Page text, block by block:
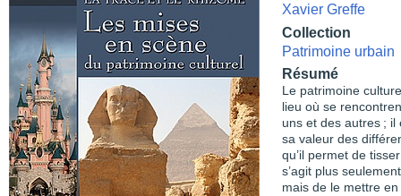
Xavier Greffe
Collection
Patrimoine urbain
Résumé
Le patrimoine
lieu où se
uns et des autres ;
sa valeur des
qu’il permet de
s’agit plus
mais de le mettre